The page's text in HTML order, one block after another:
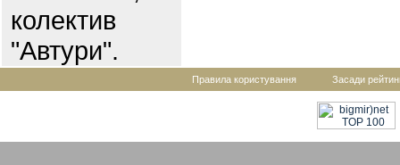
колектив
"Автури".
Правила користування Засади